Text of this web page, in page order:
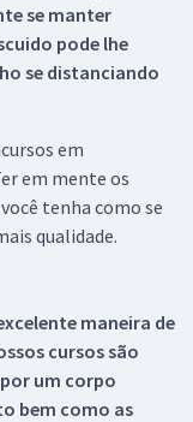
se manter
pode lhe
se distanciando
em
em mente os
tenha como se
qualidade.
maneira de
cursos são
um corpo
bem como as